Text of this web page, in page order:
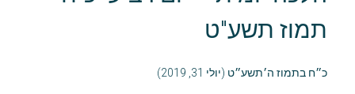
תמוז תשע"ט
כ״ח בתמוז ה׳תשע״ט (יולי 31, 2019)